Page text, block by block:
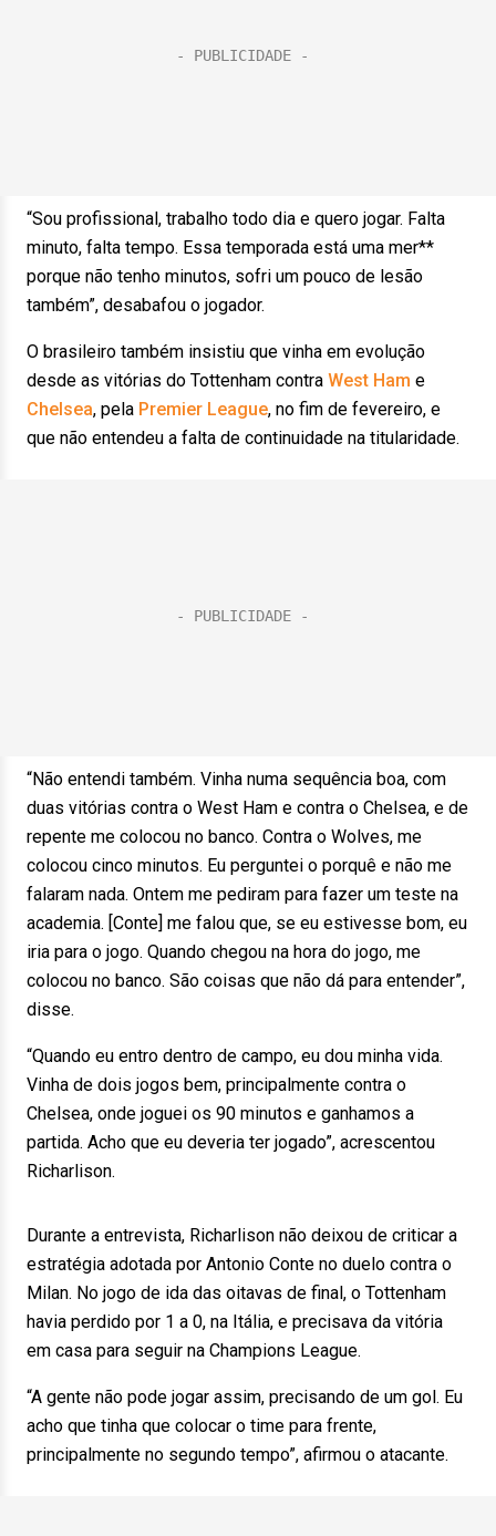
“Sou profissional, trabalho todo dia e quero jogar. Falta
minuto, falta tempo. Essa temporada está uma mer**
porque não tenho minutos, sofri um pouco de lesão
também”, desabafou o jogador.
O brasileiro também insistiu que vinha em evolução
desde as vitórias do Tottenham contra West Ham e
Chelsea, pela Premier League, no fim de fevereiro, e
que não entendeu a falta de continuidade na titularidade.
“Não entendi também. Vinha numa sequência boa, com
duas vitórias contra o West Ham e contra o Chelsea, e de
repente me colocou no banco. Contra o Wolves, me
colocou cinco minutos. Eu perguntei o porquê e não me
falaram nada. Ontem me pediram para fazer um teste na
academia. [Conte] me falou que, se eu estivesse bom, eu
iria para o jogo. Quando chegou na hora do jogo, me
colocou no banco. São coisas que não dá para entender”,
disse.
“Quando eu entro dentro de campo, eu dou minha vida.
Vinha de dois jogos bem, principalmente contra o
Chelsea, onde joguei os 90 minutos e ganhamos a
partida. Acho que eu deveria ter jogado”, acrescentou
Richarlison.
Durante a entrevista, Richarlison não deixou de criticar a
estratégia adotada por Antonio Conte no duelo contra o
Milan. No jogo de ida das oitavas de final, o Tottenham
havia perdido por 1 a 0, na Itália, e precisava da vitória
em casa para seguir na Champions League.
“A gente não pode jogar assim, precisando de um gol. Eu
acho que tinha que colocar o time para frente,
principalmente no segundo tempo”, afirmou o atacante.